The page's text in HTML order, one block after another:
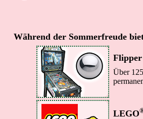
Während der Sommerfreude
Über
LEGO